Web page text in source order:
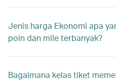
Jenis harga Ekonomi apa
poin dan mile terbanyak?
Bagaimana kelas tiket